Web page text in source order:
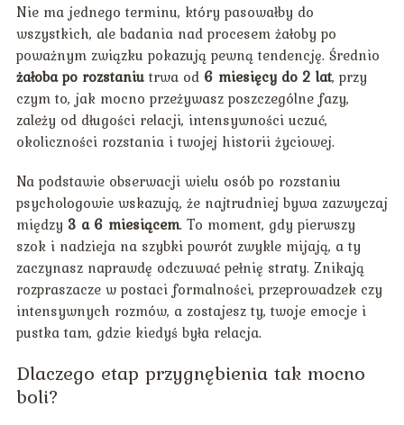
Nie ma jednego terminu, który pasowałby do
wszystkich, ale badania nad procesem żałoby po
poważnym związku pokazują pewną tendencję. Średnio
żałoba po rozstaniutrwa od 6 miesięcy do 2 lat, przy
czym to, jak mocno przeżywasz poszczególne fazy,
zależy od długości relacji, intensywności uczuć,
okoliczności rozstania i twojej historii życiowej.
Na podstawie obserwacji wielu osób po rozstaniu
psychologowie wskazują, że najtrudniej bywa zazwyczaj
między 3 a 6 miesiącem. To moment, gdy pierwszy
szok i nadzieja na szybki powrót zwykle mijają, a ty
zaczynasz naprawdę odczuwać pełnię straty. Znikają
rozpraszacze w postaci formalności, przeprowadzek czy
intensywnych rozmów, a zostajesz ty, twoje emocje i
pustka tam, gdzie kiedyś była relacja.
Dlaczego etap przygnębienia tak mocno
boli?